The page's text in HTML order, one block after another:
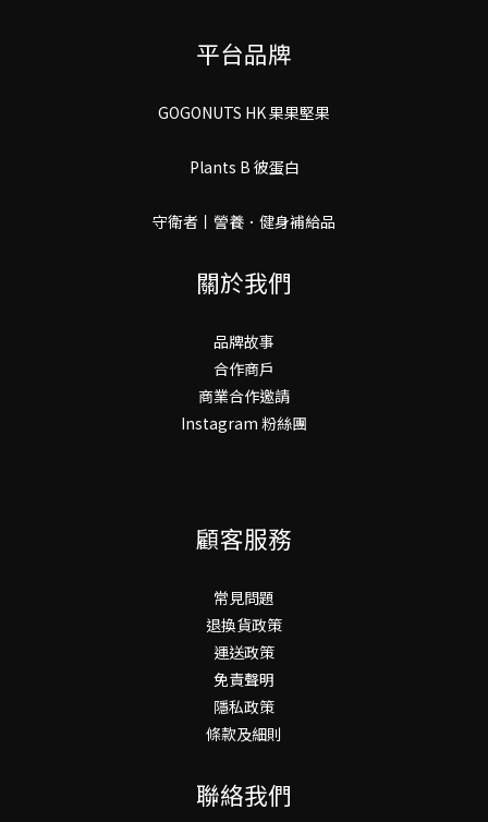
平台品牌
GOGONUTS HK 果果堅果
Plants B 彼蛋白
守衛者丨謍養．健身補給品
關於我們
品牌故事
合作商戶
商業合作邀請
Instagram 粉絲團
顧客服務
常見問題
退換貨政策
運送政策
免責聲明
隱私政策
條款及細則
聯絡我們